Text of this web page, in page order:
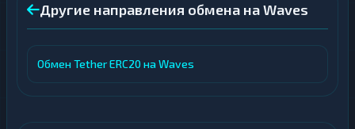
Другие направления обмена на Waves
Обмен Tether ERC20 на Waves